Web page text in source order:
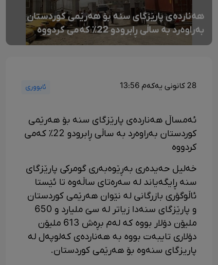
هەناردەی پارێزگای سنە بۆ هەرێمی کوردستان
بەراوەرد بە ساڵی ڕابرودو 22٪ کەمی کردووە
28 کانونی یەکەم 13:56 ئابووری
ئەمساڵ هەناردەی پارێزگای سنە بۆ هەرێمی
کوردستان بەراوەرد بە ساڵی ڕابرودو 22٪ کەمی
کردووە
خەلیل حەیدەری بەڕێوەبەری گومرکی پارێزگای
سنە ڕایگەیاند لە سەرەتای ساڵەوە تا ئێستا
ئاڵوگۆری بازرگانی لە نێوان هەرێمی کوردستان
و پارێزگای سنەدا زیاتر لە سێ ملیارد و 650
ملیۆن دۆلار بووە کە لەم بڕەش 613 ملیۆن
دۆلاری تایبەت بووە بە هەناردەی کەلوپەل لە
پاریزگای سنەوە بۆ هەرێمی کوردستان.